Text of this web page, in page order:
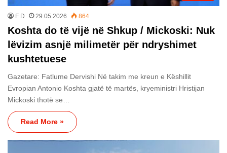
F D 29.05.2026 864
Koshta do të vijë në Shkup / Mickoski: Nuk
lëvizim asnjë milimetër për ndryshimet
kushtetuese
Gazetare: Fatlume Dervishi Në takim me kreun e Këshillit
Evropian Antonio Koshta gjatë të martës, kryeministri Hristijan
Mickoski thotë se…
Read More »